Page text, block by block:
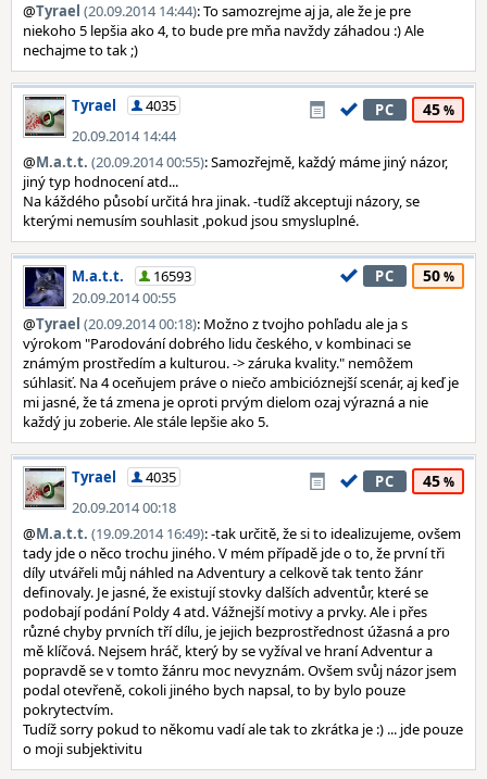
@Tyrael (20.09.2014 14:44): To samozrejme aj ja, ale že je pre
niekoho 5 lepšia ako 4, to bude pre mňa navždy záhadou :) Ale
nechajme to tak ;)
Tyrael
4035
20.09.2014 14:44
PC 45
@M.a.t.t. (20.09.2014 00:55): Samozřejmě, každý máme jiný názor,
jiný typ hodnocení atd...
Na káždého působí určitá hra jinak. -tudíž akceptuji názory, se
kterými nemusím souhlasit ,pokud jsou smysluplné.
M.a.t.t.
16593
20.09.2014 00:55
PC 50
@Tyrael (20.09.2014 00:18): Možno z tvojho pohľadu ale ja s
výrokom "Parodování dobrého lidu českého, v kombinaci se
známým prostředím a kulturou. -> záruka kvality." nemôžem
súhlasiť. Na 4 oceňujem práve o niečo ambicióznejší scenár, aj keď je
mi jasné, že tá zmena je oproti prvým dielom ozaj výrazná a nie
každý ju zoberie. Ale stále lepšie ako 5.
Tyrael
4035
20.09.2014 00:18
PC 45
@M.a.t.t. (19.09.2014 16:49): -tak určitě, že si to idealizujeme, ovšem
tady jde o něco trochu jiného. V mém případě jde o to, že první tři
díly utvářeli můj náhled na Adventury a celkově tak tento žánr
definovaly. Je jasné, že existují stovky dalších adventůr, které se
podobají podání Poldy 4 atd. Vážnejší motivy a prvky. Ale i přes
různé chyby prvních tří dílu, je jejich bezprostřednost úžasná a pro
mě klíčová. Nejsem hráč, který by se vyžíval ve hraní Adventur a
popravdě se v tomto žánru moc nevyznám. Ovšem svůj názor jsem
podal otevřeně, cokoli jiného bych napsal, to by bylo pouze
pokrytectvím.
Tudíž sorry pokud to někomu vadí ale tak to zkrátka je :) ... jde pouze
o moji subjektivitu